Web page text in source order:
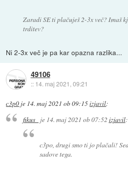
Zaradi SE ti plačuješ 2-3x več? Imaš
trditev?
Ni 2-3x več je pa kar opazna razlika...
49106
:: 14. maj 2021, 09:21
c3p0 je 14. maj 2021 ob 09:15izjavil:
fikus_ je 14. maj 2021 ob 07:52 izjavil:
c3po, drugi smo ti jo plačali!
sadove tega.